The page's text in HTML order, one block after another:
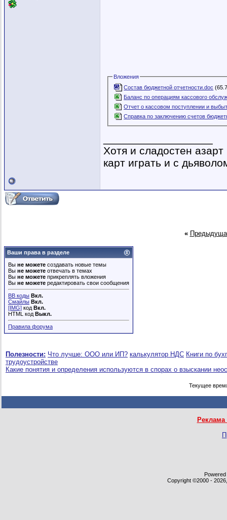
Вложения
Состав бюджетной отчетности.doc
Баланс по операциям кассового
Отчет о кассовом поступлении и
Справка по заключению счетов
Хотя и сладостен
карт играть и с
«
Ваши права в разделе
Вы не можете создавать новые темы
Вы не можете отвечать в темах
Вы не можете прикреплять вложения
Вы не можете редактировать свои сообщения
BB коды Вкл.
Смайлы Вкл.
[IMG] код Вкл.
HTML код Выкл.
Правила форума
Полезности: Что лучше: ООО или ИП? калькулятор НДС Книги по
трудоустройстве
Какие понятия и определения используются в спорах о взыскании
Текущее
Copyright ©2000 -